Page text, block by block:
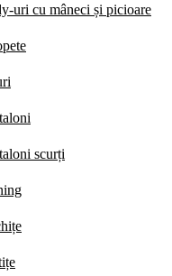
uri cu mâneci și picioare
scurți